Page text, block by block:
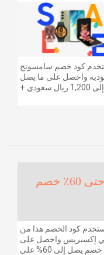
التي تزيد قيمتها عن
| شحن مج
كود خصم سامسونج
واحصل على ما يصل
إلى 1,200 ريال سعودي +
حتى 60٪ خصم
كود الخصم هذا من
إكسبريس واحصل على
خصم يصل إلى 60% على